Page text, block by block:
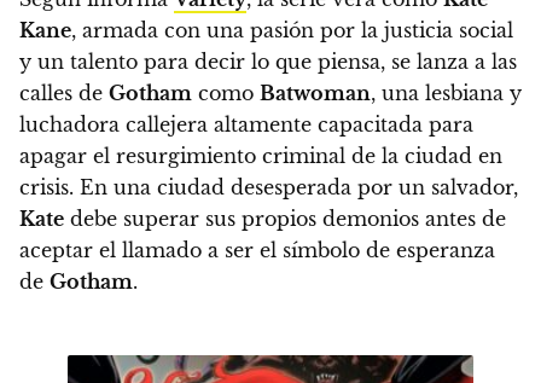
Kane, armada con una pasión por la justicia social
y un talento para decir lo que piensa, se lanza a las
calles de Gotham como Batwoman, una lesbiana y
luchadora callejera altamente capacitada para
apagar el resurgimiento criminal de la ciudad en
crisis. En una ciudad desesperada por un salvador,
Kate debe superar sus propios demonios antes de
aceptar el llamado a ser el símbolo de esperanza
de Gotham.